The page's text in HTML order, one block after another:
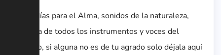
Melodías para el Alma, sonidos de la naturaleza,
música de todos los instrumentos y voces del
mundo, si alguna no es de tu agrado solo déjala aquí